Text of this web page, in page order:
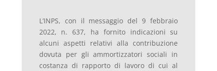
L’INPS, con il messaggio del 9 febbraio
2022, n. 637, ha fornito indicazioni su
alcuni aspetti relativi alla contribuzione
dovuta per gli ammortizzatori sociali in
costanza di rapporto di lavoro di cui al